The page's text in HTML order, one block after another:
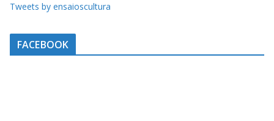
e
Tweets by ensaioscultura
FACEBOOK